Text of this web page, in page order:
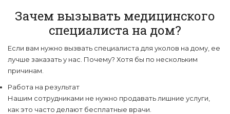
Зачем вызывать медицинского
специалиста на дом?
Если вам нужно вызвать специалиста для уколов на дому, ее
лучше заказать у нас. Почему? Хотя бы по нескольким
причинам.
Работа на результат
Нашим сотрудниками не нужно продавать лишние услуги,
как это часто делают бесплатные врачи.